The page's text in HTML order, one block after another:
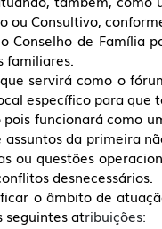
ou Consultivo,
Conselho de Família
familiares.
servirá como o
específico para que
pois funcionará como
da primeira
ou questões
desnecessários.
o âmbito de
seguintes atribuições: